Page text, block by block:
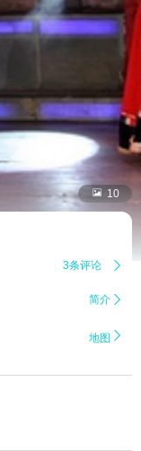
 10
3条评论 
简介 
地图 